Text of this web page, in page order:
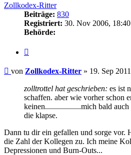
Zollkodex-Ritter
Beiträge: 830
Registriert: 30. Nov 2006, 18:40
Behörde:
Beitrag
von Zollkodex-Ritter » 19. Sep
zolltrottel hat geschrieben: es ist
schaffen. aber wie vorher schon
keinen..................mich bald
die klapse.
Dann tu dir ein gefallen und sorge vor.
die Zahl der Kollegen zu. Ich meine
Depressionen und Burn-Outs...